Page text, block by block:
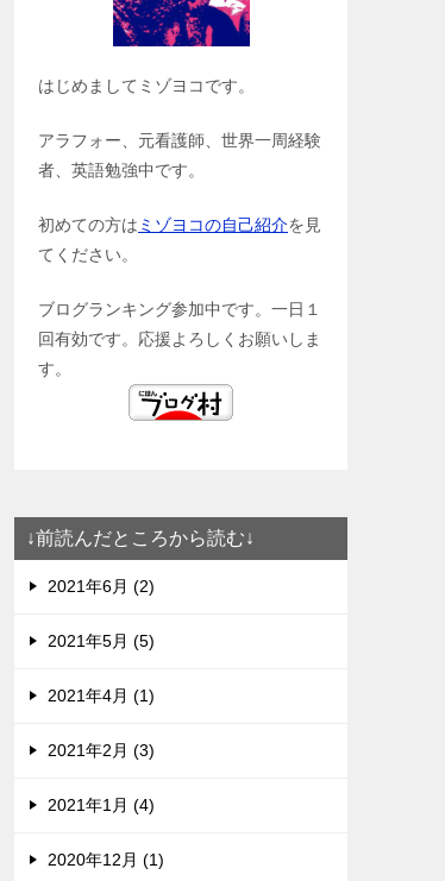
はじめましてミゾヨコです。
アラフォー、元看護師、世界一周経験
者、英語勉強中です。
初めての方は ミゾヨコの自己紹介を見
てください。
ブログランキング参加中です。一日１
回有効です。応援よろしくお願いしま
す。
↓前読んだところから読む↓
2021年6月 (2)
2021年5月 (5)
2021年4月 (1)
2021年2月 (3)
2021年1月 (4)
2020年12月 (1)